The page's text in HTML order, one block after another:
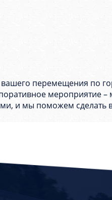
перемещения по
и мы поможем